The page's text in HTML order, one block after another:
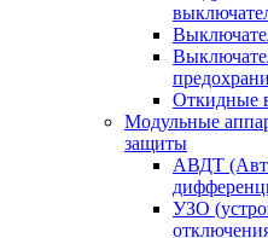
Откидные
Модульные
защиты
АВДТ
УЗО